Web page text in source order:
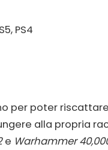
PS4
per poter
alla propria
e Warhammer